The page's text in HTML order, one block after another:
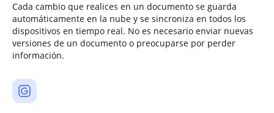
Cada cambio que realices en un documento se guarda
automáticamente en la nube y se sincroniza en todos los
dispositivos en tiempo real. No es necesario enviar nuevas
versiones de un documento o preocuparse por perder
información.